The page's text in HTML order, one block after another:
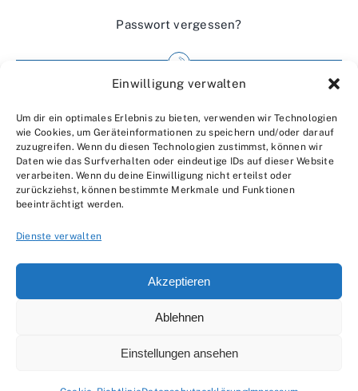
Einwilligung verwalten
Um dir ein optimales Erlebnis zu bieten, verwenden wir Technologien
wie Cookies, um Geräteinformationen zu speichern und/oder darauf
zuzugreifen. Wenn du diesen Technologien zustimmst, können wir
Daten wie das Surfverhalten oder eindeutige IDs auf dieser Website
verarbeiten. Wenn du deine Einwilligung nicht erteilst oder
zurückziehst, können bestimmte Merkmale und Funktionen
beeinträchtigt werden.
Dienste verwalten
Akzeptieren
Ablehnen
Einstellungen ansehen
Passwort vergessen?
Wir über uns
Kontakt
Datenschutzerklärung
© 2007 - 2026 •by Moveco